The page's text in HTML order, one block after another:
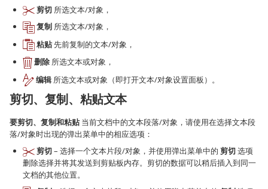
剪切 所选文本/对象，
复制 所选文本/对象，
粘贴先前复制的文本/对象，
删除 所选文本或对象，
编辑 所选文本或对象（即打开文本/对象设置面板）。
剪切、复制、粘贴文本
要剪切、复制和粘贴当前文档中的文本段落/对象，请使用在选择文本段
落/对象时出现的弹出菜单中的相应选项：
剪切– 选择一个文本片段/对象，并使用弹出菜单中的 剪切选项
删除选择并将其发送到剪贴板内存。剪切的数据可以稍后插入到同一
文档的其他位置。